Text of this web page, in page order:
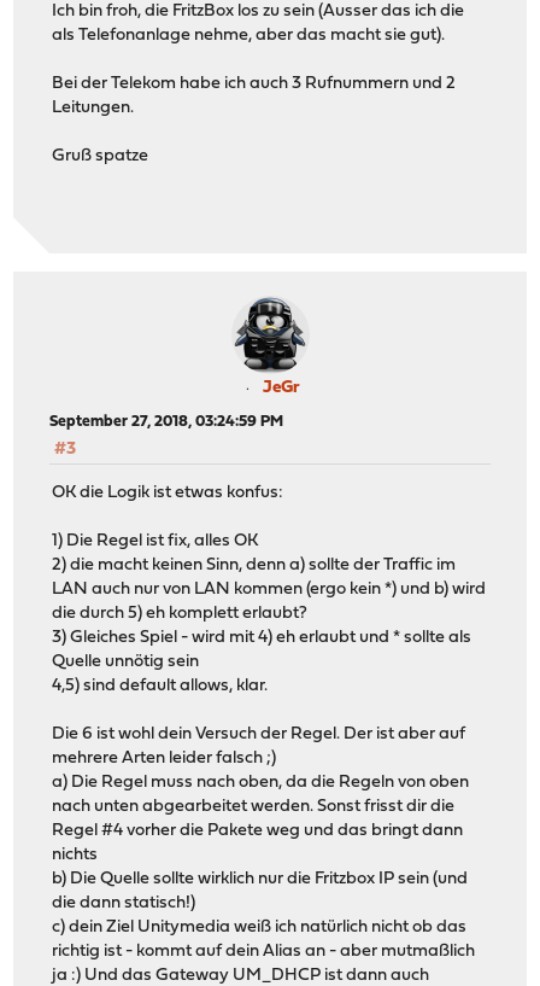
Ich bin froh, die FritzBox los zu sein (Ausser das ich die
als Telefonanlage nehme, aber das macht sie gut).
Bei der Telekom habe ich auch 3 Rufnummern und 2
Leitungen.
Gruß spatze
JeGr
September 27, 2018, 03:24:59 PM
#3
OK die Logik ist etwas konfus:
1) Die Regel ist fix, alles OK
2) die macht keinen Sinn, denn a) sollte der Traffic im
LAN auch nur von LAN kommen (ergo kein *) und b) wird
die durch 5) eh komplett erlaubt?
3) Gleiches Spiel - wird mit 4) eh erlaubt und * sollte als
Quelle unnötig sein
4,5) sind default allows, klar.
Die 6 ist wohl dein Versuch der Regel. Der ist aber auf
mehrere Arten leider falsch ;)
a) Die Regel muss nach oben, da die Regeln von oben
nach unten abgearbeitet werden. Sonst frisst dir die
Regel #4 vorher die Pakete weg und das bringt dann
nichts
b) Die Quelle sollte wirklich nur die Fritzbox IP sein (und
die dann statisch!)
c) dein Ziel Unitymedia weiß ich natürlich nicht ob das
richtig ist - kommt auf dein Alias an - aber mutmaßlich
ja :) Und das Gateway UM_DHCP ist dann auch